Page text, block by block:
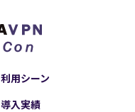
利用シーン
導入実績